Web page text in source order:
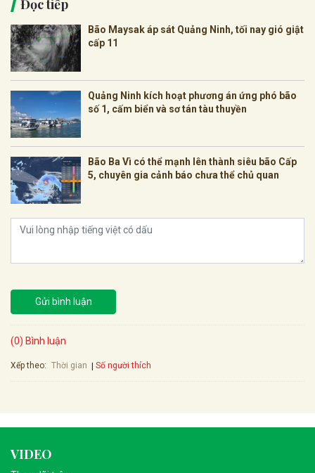
Đọc tiếp
Bão Maysak áp sát Quảng Ninh, tối nay gió giật
cấp 11
Quảng Ninh kích hoạt phương án ứng phó bão
số 1, cấm biển và sơ tán tàu thuyền
Bão Ba Vì có thể mạnh lên thành siêu bão Cấp
5, chuyên gia cảnh báo chưa thể chủ quan
Gửi bình luận
(0) Bình luận
Xếp theo: Thời gian Số người thích
VIDEO